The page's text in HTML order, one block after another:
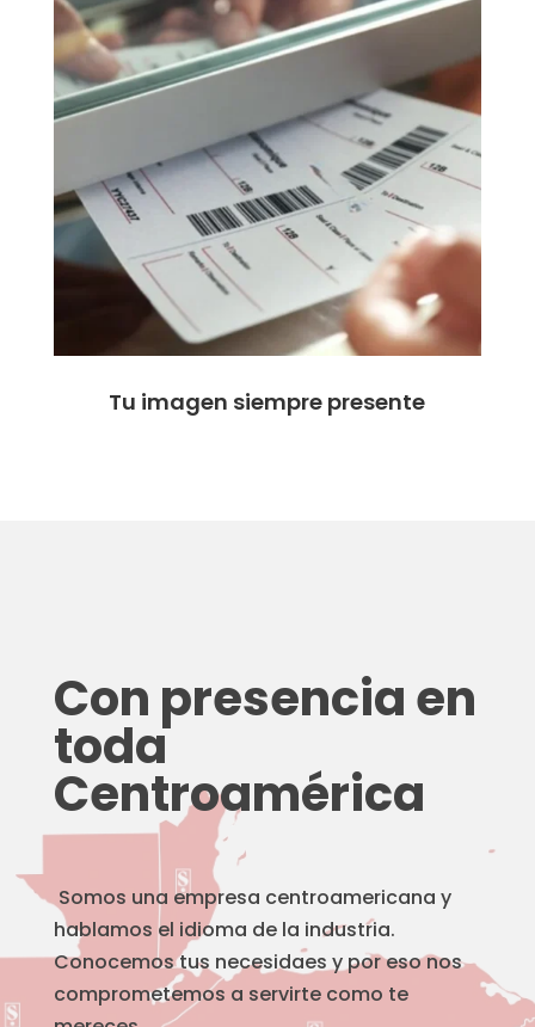
Tu imagen siempre presente
Con presencia en
toda
Centroamérica
Somos una empresa centroamericana y
hablamos el idioma de la industria.
Conocemos tus necesidaes y por eso nos
comprometemos a servirte como te